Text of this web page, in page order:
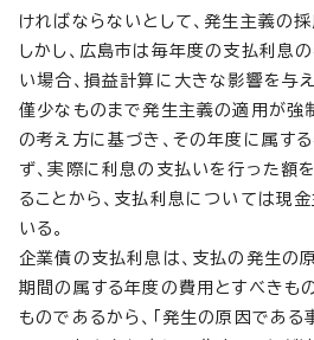
ければならないとして、発生主義の採
しかし、広島市は毎年度の支払利息
い場合、損益計算に大きな影響を与
僅少なものまで発生主義の適用が強
の考え方に基づき、その年度に属す
ず、実際に利息の支払いを行った額
ることから、支払利息については現
いる。
企業債の支払利息は、支払の発生の
期間の属する年度の費用とすべきも
ものであるから、「発生の原因である